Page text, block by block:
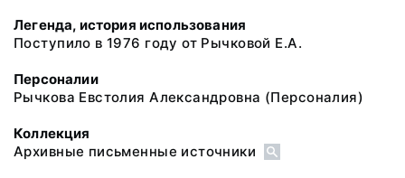
Легенда, история использования
Поступило в 1976 году от Рычковой Е.А.
Персоналии
Рычкова Евстолия Александровна (Персоналия)
Коллекция
Архивные письменные источники